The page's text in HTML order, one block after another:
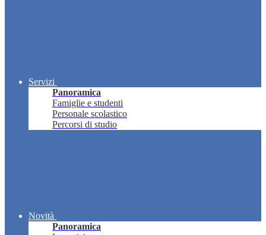
Servizi
Panoramica
Famiglie e studenti
Personale scolastico
Percorsi di studio
Novità
Panoramica